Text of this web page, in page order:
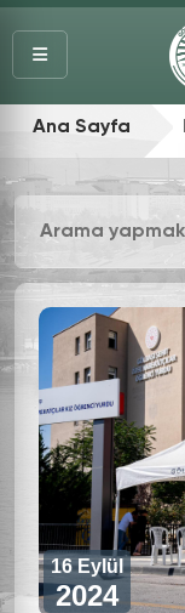
Ana Sayfa
16 Eylül
2024